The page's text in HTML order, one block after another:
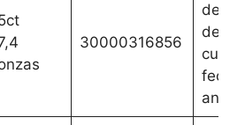
30000316856
del 2
de
fecha